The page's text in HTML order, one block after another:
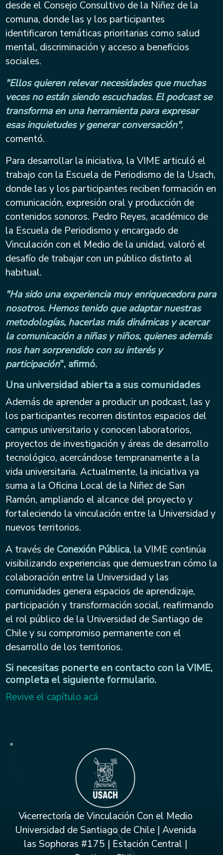
desde el Consejo Consultivo de la Niñez de la
comuna, donde las y los participantes
identificaron temáticas prioritarias como salud
mental, discriminación y acceso a beneficios
sociales.
"Ellos quieren relevar necesidades que muchas
veces no están siendo escuchadas. El podcast se
transforma en una herramienta para expresar
esas inquietudes y generar conversación",
comentó.
Para desarrollar la iniciativa, la VIME articuló el
trabajo con la Escuela de Periodismo de la Usach,
donde las y los participantes reciben formación en
comunicación, expresión oral y producción de
contenidos sonoros. Pedro Reyes, académico de
la Escuela de Periodismo y encargado de
Vinculación con el Medio de la unidad, valoró el
desafío de trabajar con un público distinto al
habitual.
"Ha sido una experiencia muy enriquecedora para
nosotros. Hemos tenido que adaptar nuestras
metodologías, hacerlas más dinámicas y acercar
la comunicación a niñas y niños, quienes además
nos han sorprendido con su interés y
participación", afirmó.
Una universidad abierta a sus comunidades
Además de aprender a producir un podcast, las y
los participantes recorren distintos espacios del
campus universitario y conocen laboratorios,
proyectos de investigación y áreas de desarrollo
tecnológico, acercándose tempranamente a la
vida universitaria. Actualmente, la iniciativa ya
suma a la Oficina Local de la Niñez de San
Ramón, ampliando el alcance del proyecto y
fortaleciendo la vinculación entre la Universidad y
nuevos territorios.
A través de Conexión Pública, la VIME continúa
visibilizando experiencias que demuestran cómo la
colaboración entre la Universidad y las
comunidades genera espacios de aprendizaje,
participación y transformación social, reafirmando
el rol público de la Universidad de Santiago de
Chile y su compromiso permanente con el
desarrollo de los territorios.
Si necesitas ponerte en contacto con la VIME,
completa el siguiente formulario.
Revive el capítulo acá
Vicerrectoría de Vinculación Con el Medio
Universidad de Santiago de Chile | Avenida
las Sophoras #175 | Estación Central |